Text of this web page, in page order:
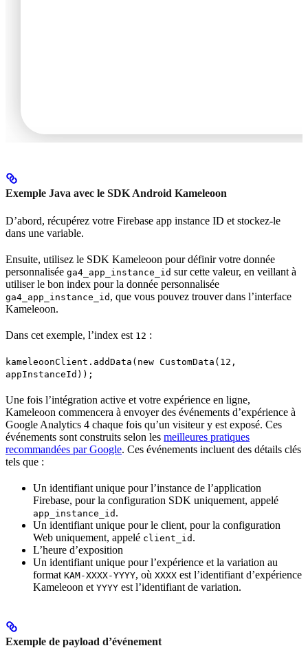
Exemple Java avec le SDK Android Kameleoon
D’abord, récupérez votre Firebase app instance ID et stockez-le
dans une variable.
Ensuite, utilisez le SDK Kameleoon pour définir votre donnée
personnalisée ga4_app_instance_id sur cette valeur, en veillant à
utiliser le bon index pour la donnée personnalisée
ga4_app_instance_id , que vous pouvez trouver dans l’interface
Kameleoon.
Dans cet exemple, l’index est 12 :
kameleoonClient.addData(new CustomData(12,
appInstanceId));
Une fois l’intégration active et votre expérience en ligne,
Kameleoon commencera à envoyer des événements d’expérience à
Google Analytics 4 chaque fois qu’un visiteur y est exposé. Ces
événements sont construits selon les meilleures pratiques
recommandées par Google. Ces événements incluent des détails clés
tels que :
Un identifiant unique pour l’instance de l’application
Firebase, pour la configuration SDK uniquement, appelé
app_instance_id .
Un identifiant unique pour le client, pour la configuration
Web uniquement, appelé client_id .
L’heure d’exposition
Un identifiant unique pour l’expérience et la variation au
format KAM-XXXX-YYYY, où XXXX est l’identifiant d’expérience
Kameleoon et YYYY est l’identifiant de variation.
Exemple de payload d’événement